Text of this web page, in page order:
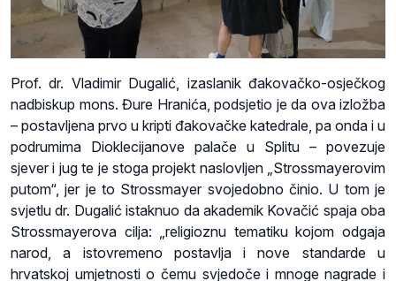
Prof. dr. Vladimir Dugalić, izaslanik đakovačko-osječkog
nadbiskup mons. Đure Hranića, podsjetio je da ova izložba
– postavljena prvo u kripti đakovačke katedrale, pa onda i u
podrumima Dioklecijanove palače u Splitu – povezuje
sjever i jug te je stoga projekt naslovljen „Strossmayerovim
putom“, jer je to Strossmayer svojedobno činio. U tom je
svjetlu dr. Dugalić istaknuo da akademik Kovačić spaja oba
Strossmayerova cilja: „religioznu tematiku kojom odgaja
narod, a istovremeno postavlja i nove standarde u
hrvatskoj umjetnosti o čemu svjedoče i mnoge nagrade i